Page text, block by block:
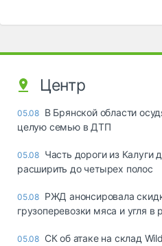
Центр
05.08 В Брянской области
целую семью в ДТП
05.08 Часть дороги из Калуги
расширить до четырех полос
05.08 РЖД анонсировала
грузоперевозки мяса и угля в
05.08 СК об атаке на склад